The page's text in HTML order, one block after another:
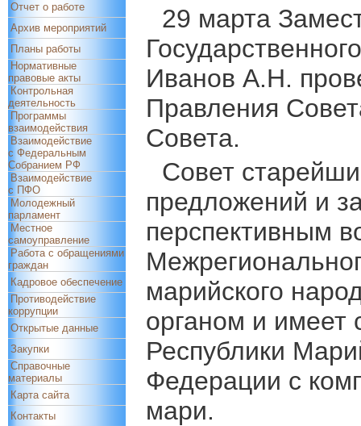
Отчет о работе
Архив мероприятий
Планы работы
Нормативные
правовые акты
Контрольная
деятельность
Программы
взаимодействия
Взаимодействие
с Федеральным
Собранием РФ
Взаимодействие
с ПФО
Молодежный
парламент
Местное
самоуправление
Работа с обращениями
граждан
Кадровое обеспечение
Противодействие
коррупции
Открытые данные
Закупки
Справочные
материалы
Карта сайта
Контакты
29 марта
Иванов А.Н.
Правления
Совета.
Совет
предложений и
перспективным
марийского
органом и имеет
Республики
Федерации с
мари.